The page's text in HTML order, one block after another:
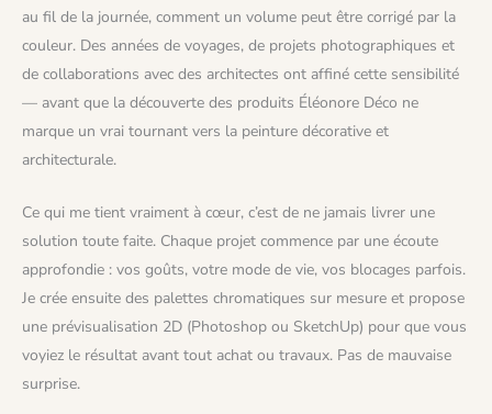
au fil de la journée, comment un volume peut être corrigé par la
couleur. Des années de voyages, de projets photographiques et
de collaborations avec des architectes ont affiné cette sensibilité
— avant que la découverte des produits Éléonore Déco ne
marque un vrai tournant vers la peinture décorative et
architecturale.
Ce qui me tient vraiment à cœur, c’est de ne jamais livrer une
solution toute faite. Chaque projet commence par une écoute
approfondie : vos goûts, votre mode de vie, vos blocages parfois.
Je crée ensuite des palettes chromatiques sur mesure et propose
une prévisualisation 2D (Photoshop ou SketchUp) pour que vous
voyiez le résultat avant tout achat ou travaux. Pas de mauvaise
surprise.